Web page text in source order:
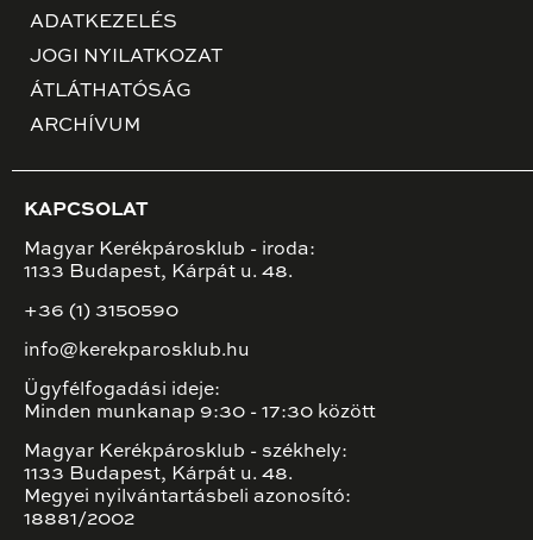
ADATKEZELÉS
JOGI NYILATKOZAT
ÁTLÁTHATÓSÁG
ARCHÍVUM
KAPCSOLAT
Magyar Kerékpárosklub - iroda:
1133 Budapest, Kárpát u. 48.
+36 (1) 3150590
info@kerekparosklub.hu
Ügyfélfogadási ideje:
Minden munkanap 9:30 - 17:30 között
Magyar Kerékpárosklub - székhely:
1133 Budapest, Kárpát u. 48.
Megyei nyilvántartásbeli azonosító:
18881/2002